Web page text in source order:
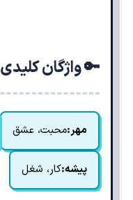
🔑 واژگان کلیدی
مهر:محبت، عشق
پیشه:کار، شغل